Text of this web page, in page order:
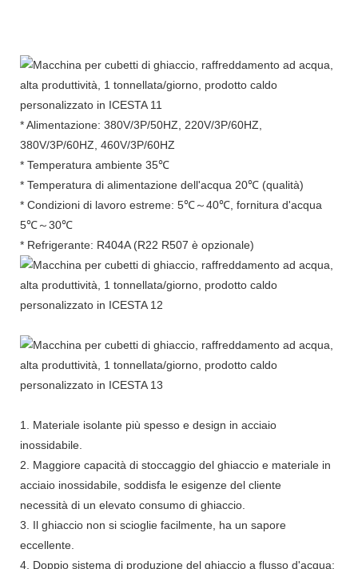
* Alimentazione: 380V/3P/50HZ, 220V/3P/60HZ,
380V/3P/60HZ, 460V/3P/60HZ
* Temperatura ambiente 35℃
* Temperatura di alimentazione dell'acqua 20℃ (qualità)
* Condizioni di lavoro estreme: 5℃～40℃, fornitura d'acqua
5℃～30℃
* Refrigerante: R404A (R22 R507 è opzionale)
1. Materiale isolante più spesso e design in acciaio
inossidabile.
2. Maggiore capacità di stoccaggio del ghiaccio e materiale in
acciaio inossidabile, soddisfa le esigenze del cliente
necessità di un elevato consumo di ghiaccio.
3. Il ghiaccio non si scioglie facilmente, ha un sapore
eccellente.
4, Doppio sistema di produzione del ghiaccio a flusso d'acqua;